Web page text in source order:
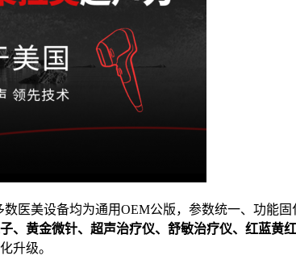
数医美设备均为通用OEM公版，参数统一、功能
、黄金微针、超声治疗仪、舒敏治疗仪、红蓝黄
升级。